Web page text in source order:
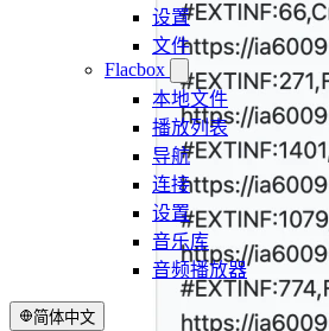
设置
文件
Flacbox
本地文件
播放列表
导航
连接
设置
音乐库
音频播放器
简体中文